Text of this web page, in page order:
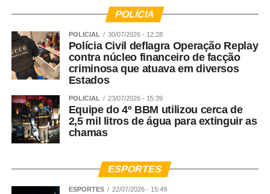
POLÍCIA
POLICIAL 30/07/2026 - 12:28
Polícia Civil deflagra Operação Replay
contra núcleo financeiro de facção
criminosa que atuava em diversos
Estados
POLICIAL 23/07/2026 - 15:39
Equipe do 4º BBM utilizou cerca de
2,5 mil litros de água para extinguir as
chamas
ESPORTES
ESPORTES 22/07/2026 - 15:49